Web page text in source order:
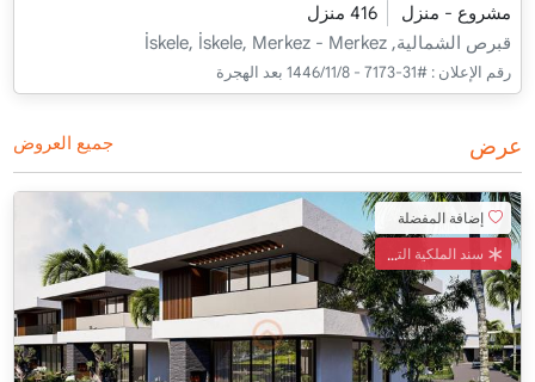
مشروع - منزل
416 منزل
قبرص الشمالية, İskele, İskele, Merkez - Merkez
رقم الإعلان : #31-7173 - 8‏‏/11‏‏/1446 بعد الهجرة
عرض جميع العروض
إضافة المفضلة
سند الملكية التركي